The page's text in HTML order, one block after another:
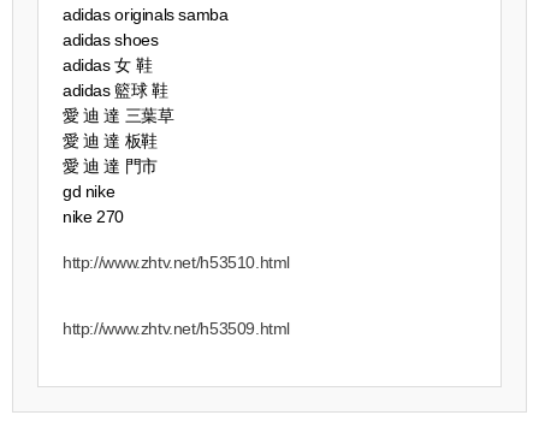
adidas originals samba
adidas shoes
adidas 女 鞋
adidas 籃球 鞋
愛 迪 達 三葉草
愛 迪 達 板鞋
愛 迪 達 門市
gd nike
nike 270
http://www.zhtv.net/h53510.html
http://www.zhtv.net/h53509.html